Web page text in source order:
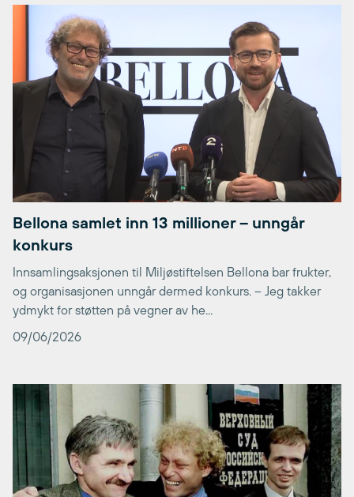
Bellona samlet inn 13 millioner – unngår
konkurs
Innsamlingsaksjonen til Miljøstiftelsen Bellona bar frukter,
og organisasjonen unngår dermed konkurs. – Jeg takker
ydmykt for støtten på vegner av he...
09/06/2026